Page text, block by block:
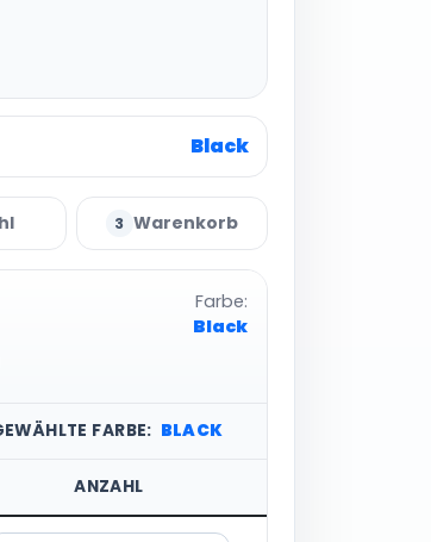
Black
3 Warenkorb
Farbe:
Black
FARBE: BLACK
ANZAHL